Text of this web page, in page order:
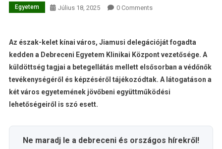
Egyetem Július 18, 2025 0 Comments
Az észak-kelet kínai város, Jiamusi delegációját fogadta
kedden a Debreceni Egyetem Klinikai Központ vezetősége. A
küldöttség tagjai a betegellátás mellett elsősorban a védőnők
tevékenységéről és képzéséről tájékozódtak. A látogatáson a
két város egyetemének jövőbeni együttműködési
lehetőségeiről is szó esett.
Ne maradj le a debreceni és országos hírekről!